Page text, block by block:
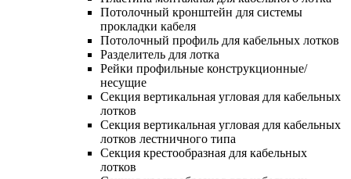
Потолочный кронштейн для системы
прокладки кабеля
Потолочный профиль для кабельных лотков
Разделитель для лотка
Рейки профильные конструкционные/
несущие
Секция вертикальная угловая для кабельных
лотков
Секция вертикальная угловая для кабельных
лотков лестничного типа
Секция крестообразная для кабельных
лотков